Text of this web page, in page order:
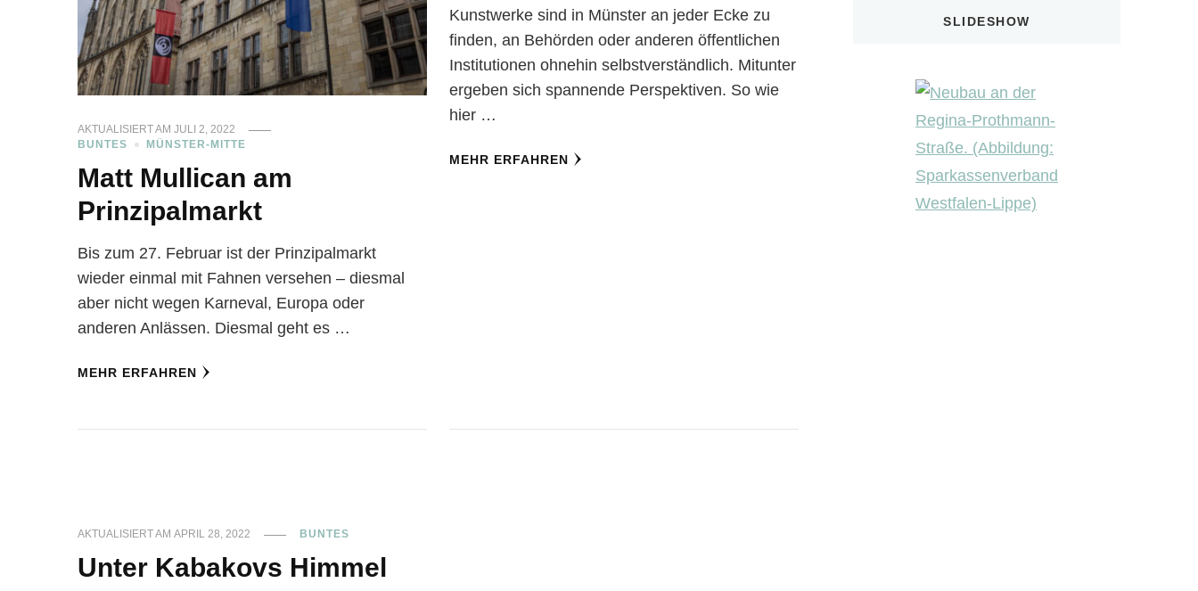
AKTUALISIERT AMJULI 2, 2022
BUNTES
MÜNSTER-MITTE
Matt Mullican am
Prinzipalmarkt
Bis zum 27. Februar ist der Prinzipalmarkt
wieder einmal mit Fahnen versehen – diesmal
aber nicht wegen Karneval, Europa oder
anderen Anlässen. Diesmal geht es …
MEHR ERFAHREN
Kunstwerke sind in Münster an jeder Ecke zu
finden, an Behörden oder anderen öffentlichen
Institutionen ohnehin selbstverständlich. Mitunter
ergeben sich spannende Perspektiven. So wie
hier …
MEHR ERFAHREN
AKTUALISIERT AMAPRIL 28, 2022 BUNTES
Unter Kabakovs Himmel
SLIDESHOW